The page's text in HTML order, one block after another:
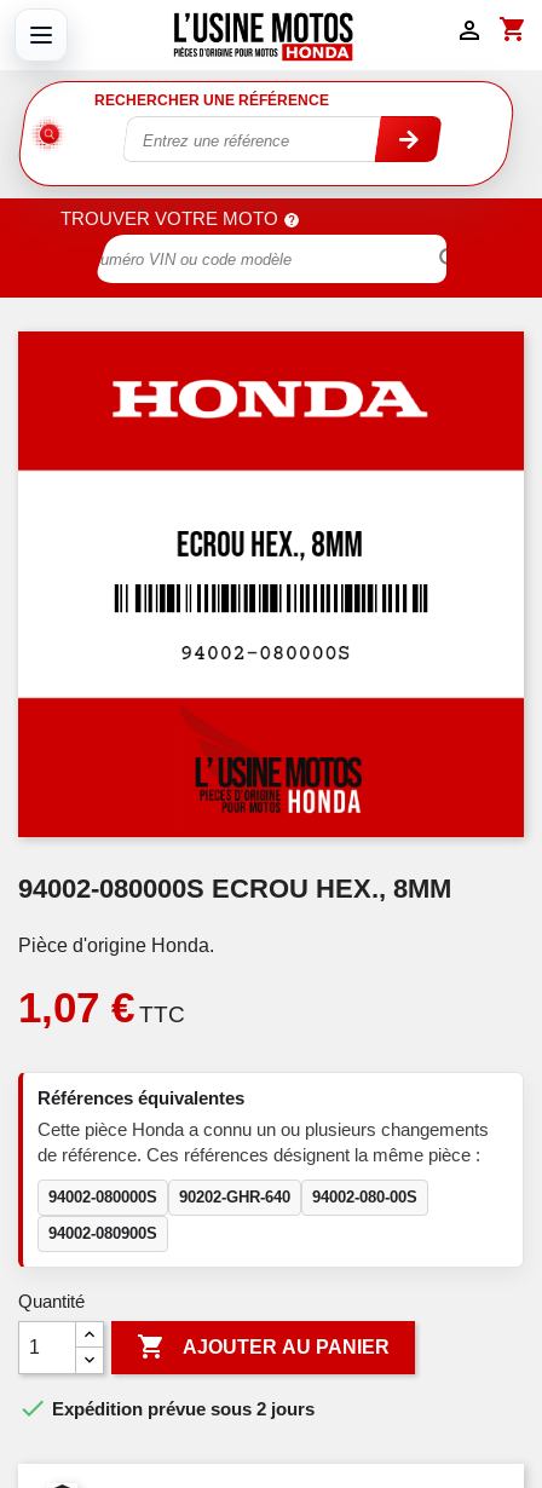
shopping_cart

RECHERCHER UNE RÉFÉRENCE
TROUVER VOTRE MOTO

94002-080000S ECROU HEX., 8MM
Pièce d'origine Honda.
1,07 €TTC
Références équivalentes
Cette pièce Honda a connu un ou plusieurs changements
de référence. Ces références désignent la même pièce :
94002-080000S 90202-GHR-640
94002-080-00S
94002-080900S
Quantité
 AJOUTER AU PANIER
 Expédition prévue sous 2 jours